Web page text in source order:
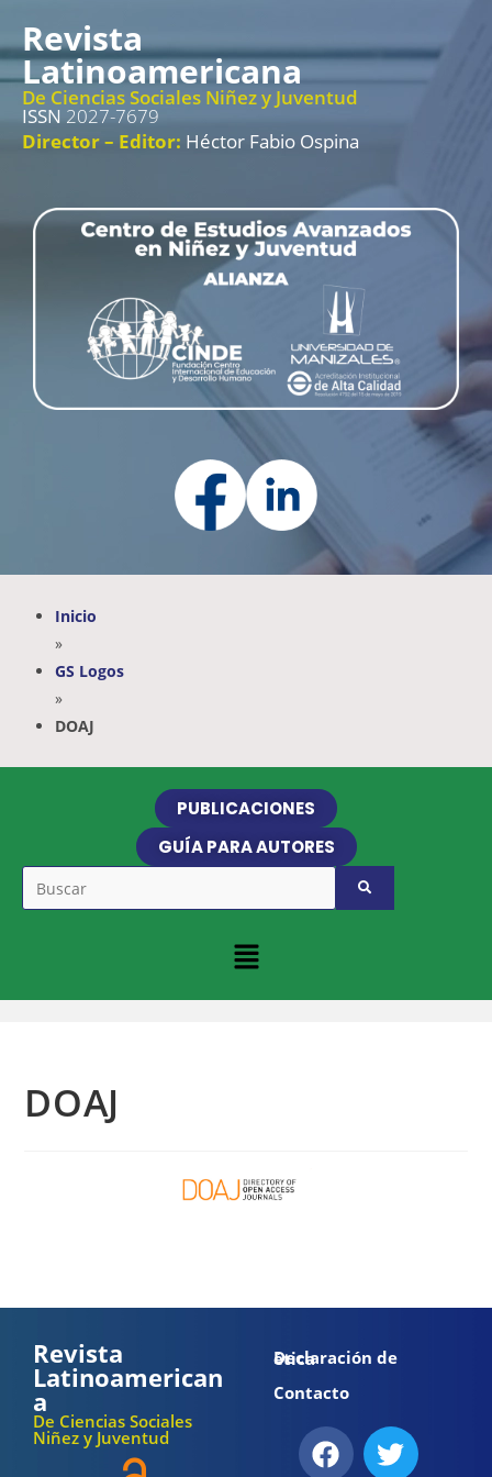
Revista
Latinoamericana
De Ciencias Sociales Niñez y Juventud
ISSN 2027-7679
Director – Editor: Héctor Fabio Ospina
Inicio
»
GS Logos
»
DOAJ
PUBLICACIONES
GUÍA PARA AUTORES
DOAJ
Revista
Latinoamerican
a
De Ciencias Sociales
Niñez y Juventud
Declaración de ética
Contacto